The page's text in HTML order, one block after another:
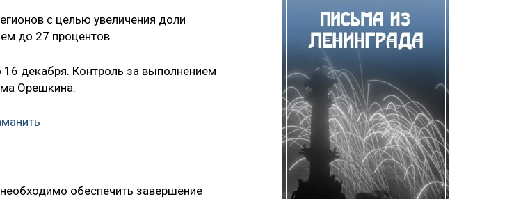
с целью увеличения доли
до 27 процентов.
декабря. Контроль за выполнением
Орешкина.
обеспечить завершение